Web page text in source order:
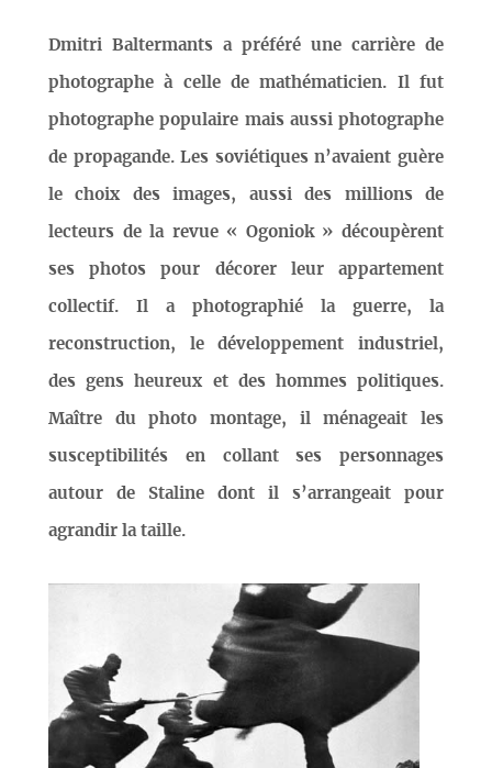
Dmitri Baltermants a préféré une carrière de
photographe à celle de mathématicien. Il fut
photographe populaire mais aussi photographe
de propagande. Les soviétiques n’avaient guère
le choix des images, aussi des millions de
lecteurs de la revue « Ogoniok » découpèrent
ses photos pour décorer leur appartement
collectif. Il a photographié la guerre, la
reconstruction, le développement industriel,
des gens heureux et des hommes politiques.
Maître du photo montage, il ménageait les
susceptibilités en collant ses personnages
autour de Staline dont il s’arrangeait pour
agrandir la taille.